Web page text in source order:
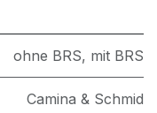
ohne BRS, mit BRS
Camina & Schmid